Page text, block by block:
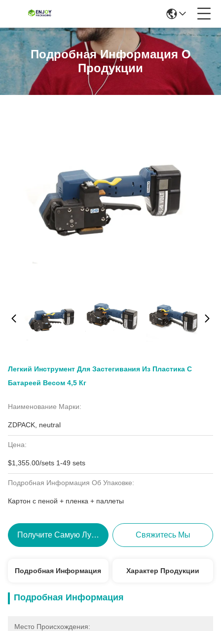
Подробная Информация О
Продукции
Легкий Инструмент Для Застегивания Из Пластика С
Батареей Весом 4,5 Кг
Наименование Марки:
ZDPACK, neutral
Цена:
$1,355.00/sets 1-49 sets
Подробная Информация Об Упаковке:
Картон с пеной + пленка + паллеты
Получите Самую Лучшую Цену Свяжитесь Мы
Подробная Информация Характер Продукции
Подробная Информация
Место Происхождения: